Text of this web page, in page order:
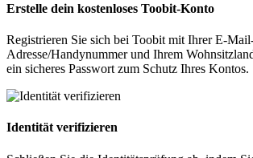
Erstelle dein kostenloses Toobit-Konto
Registrieren Sie sich bei Toobit mit Ihrer E-
Adresse/Handynummer und Ihrem
ein sicheres Passwort zum Schutz Ihres Kontos.
Identität verifizieren